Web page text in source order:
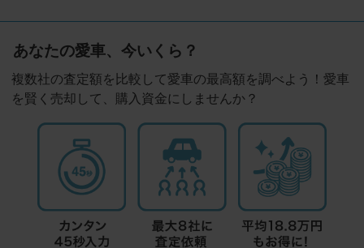
あなたの愛車、今いくら？
複数社の査定額を比較して愛車の最高額を調べよう！愛車
を賢く売却して、購入資金にしませんか？